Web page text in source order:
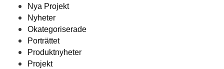
Nya Projekt
Nyheter
Okategoriserade
Porträttet
Produktnyheter
Projekt